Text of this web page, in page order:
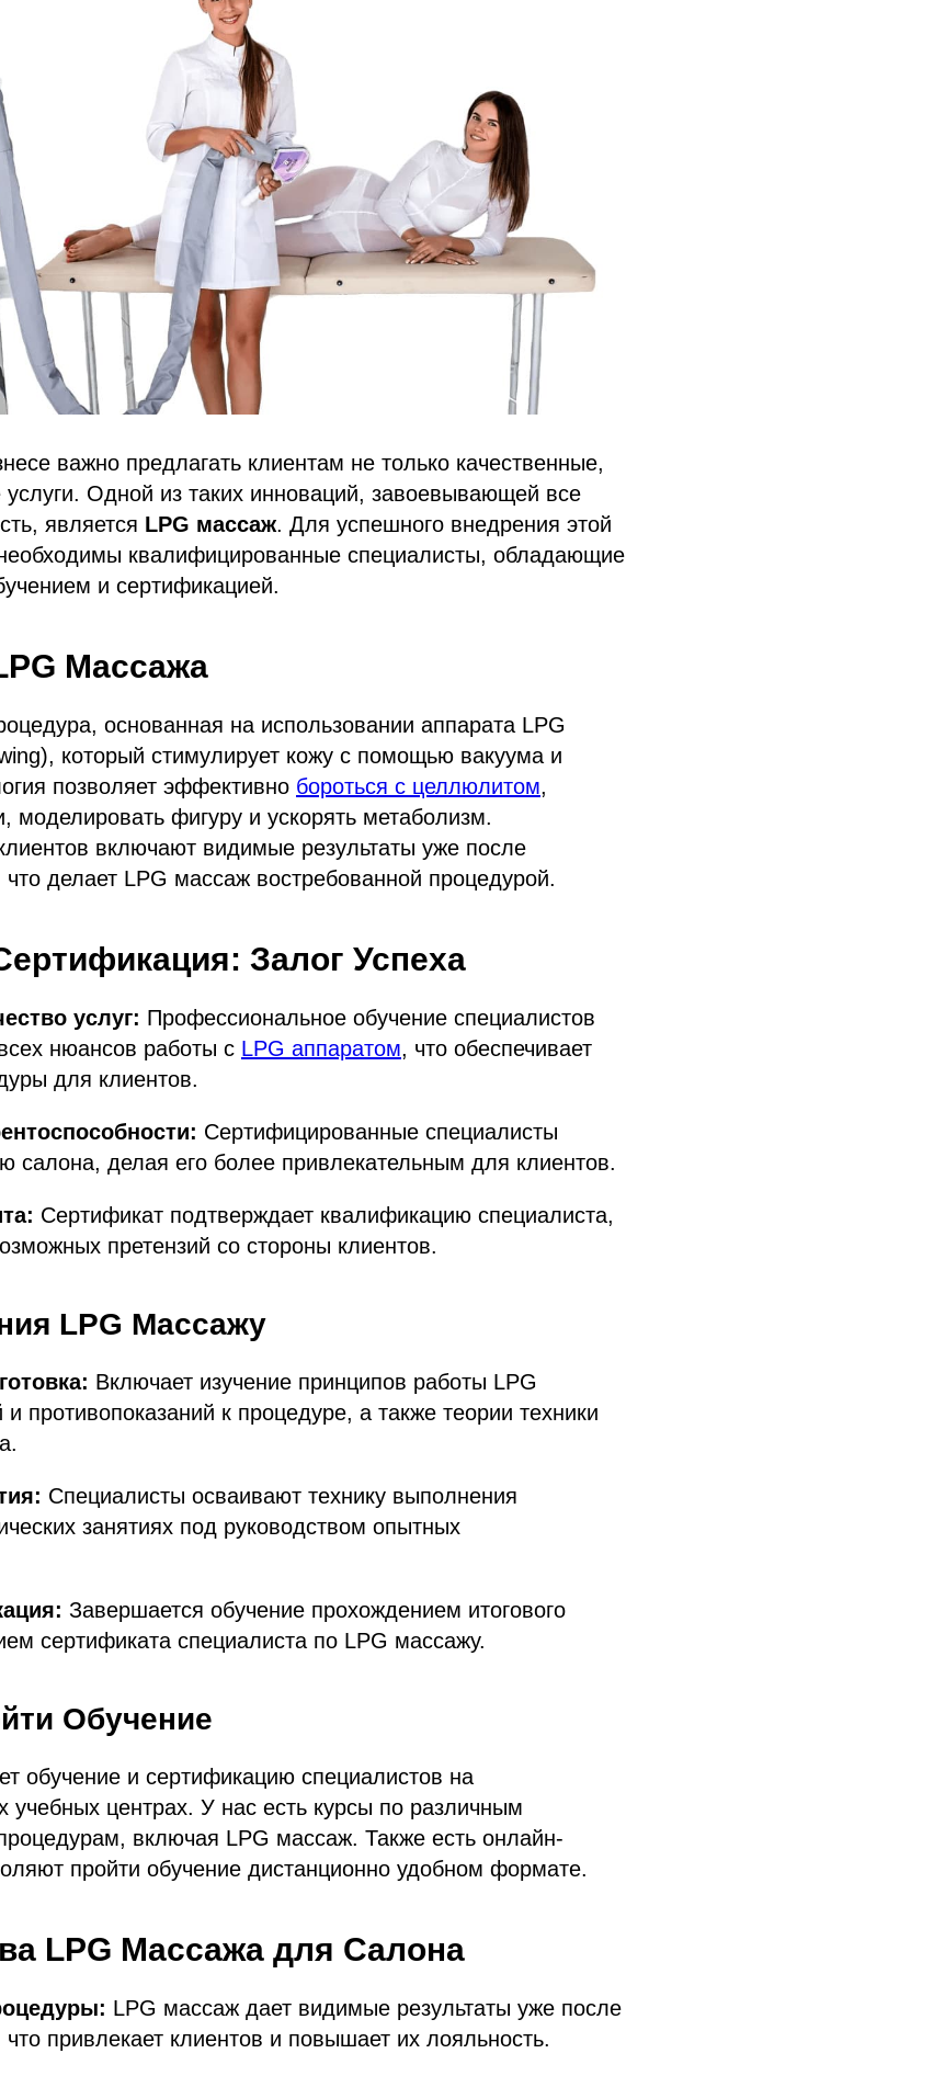
важно предлагать клиентам не только качественные,
Одной из таких инноваций, завоевывающей все
является LPG массаж. Для успешного внедрения этой
квалифицированные специалисты, обладающие
и сертификацией.
Массажа
основанная на использовании аппарата LPG
который стимулирует кожу с помощью вакуума и
позволяет эффективно бороться с целлюлитом,
моделировать фигуру и ускорять метаболизм.
включают видимые результаты уже после
что делает LPG массаж востребованной процедурой.
Залог Успеха
услуг: Профессиональное обучение специалистов
нюансов работы с LPG аппаратом, что обеспечивает
для клиентов.
Сертифицированные специалисты
салона, делая его более привлекательным для клиентов.
Сертификат подтверждает квалификацию специалиста,
претензий со стороны клиентов.
LPG Массажу
Включает изучение принципов работы LPG
и противопоказаний к процедуре, а также теории техники
Специалисты осваивают технику выполнения
занятиях под руководством опытных
Завершается обучение прохождением итогового
сертификата специалиста по LPG массажу.
Обучение
обучение и сертификацию специалистов на
учебных центрах. У нас есть курсы по различным
включая LPG массаж. Также есть онлайн-
пройти обучение дистанционно удобном формате.
LPG Массажа для Салона
LPG массаж дает видимые результаты уже после
что привлекает клиентов и повышает их лояльность.